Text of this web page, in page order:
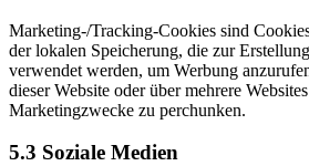
Marketing-/Tracking-Cookies sind
der lokalen Speicherung, die zur
verwendet werden, um Werbung
dieser Website oder über mehrere
Marketingzwecke zu perchunken.
5.3 Soziale Medien